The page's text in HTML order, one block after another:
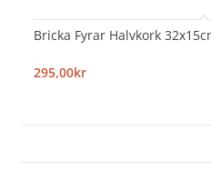
Bricka Fyrar Halvkork
295,00kr